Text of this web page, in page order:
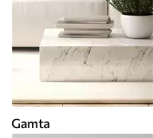
Gamta